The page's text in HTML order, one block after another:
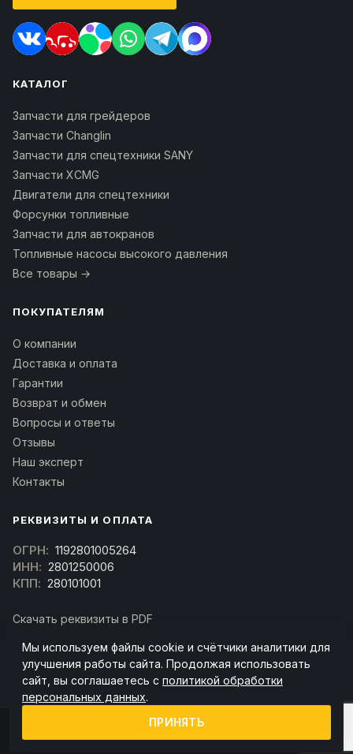
КАТАЛОГ
Запчасти для грейдеров
Запчасти Changlin
Запчасти для спецтехники SANY
Запчасти XCMG
Двигатели для спецтехники
Форсунки топливные
Запчасти для автокранов
Топливные насосы высокого давления
Все товары →
ПОКУПАТЕЛЯМ
О компании
Доставка и оплата
Гарантии
Возврат и обмен
Вопросы и ответы
Отзывы
Наш эксперт
Контакты
РЕКВИЗИТЫ И ОПЛАТА
ОГРН: 1192801005264
ИНН: 2801250006
КПП: 280101001
Скачать реквизиты в PDF
(Скачать договор)
Мы используем файлы cookie и счётчики аналитики для
улучшения работы сайта. Продолжая использовать
сайт, вы соглашаетесь с политикой обработки
персональных данных.
ПРИНЯТЬ